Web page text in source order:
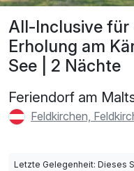
All-Inclusive für
Erholung am
See | 2 Nächte
Feriendorf am
Feldkirchen,
Letzte Gelegenheit: Dieses